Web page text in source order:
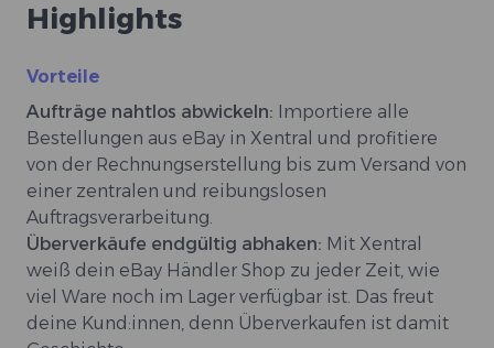
Highlights
Vorteile
Aufträge nahtlos abwickeln: Importiere alle
Bestellungen aus eBay in Xentral und profitiere
von der Rechnungserstellung bis zum Versand von
einer zentralen und reibungslosen
Auftragsverarbeitung.
Überverkäufe endgültig abhaken: Mit Xentral
weiß dein eBay Händler Shop zu jeder Zeit, wie
viel Ware noch im Lager verfügbar ist. Das freut
deine Kund:innen, denn Überverkaufen ist damit